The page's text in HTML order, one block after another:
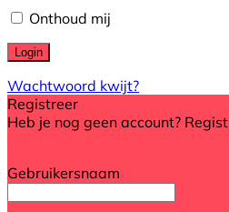
Onthoud mij
Wachtwoord kwijt?
Registreer
Heb je nog geen account?
Gebruikersnaam